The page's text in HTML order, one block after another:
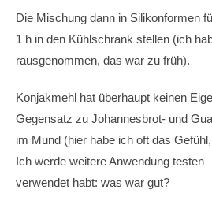
Die Mischung dann in Silikonformen
1 h in den Kühlschrank stellen (ich
rausgenommen, das war zu früh).
Konjakmehl hat überhaupt keinen
Gegensatz zu Johannesbrot- und
im Mund (hier habe ich oft das
Ich werde weitere Anwendung testen
verwendet habt: was war gut?